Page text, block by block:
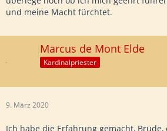
und meine Macht fürchtet.
Marcus de Mont Elde
Kardinalpriester
9. März 2020
Ich habe die Erfahrung gemacht,